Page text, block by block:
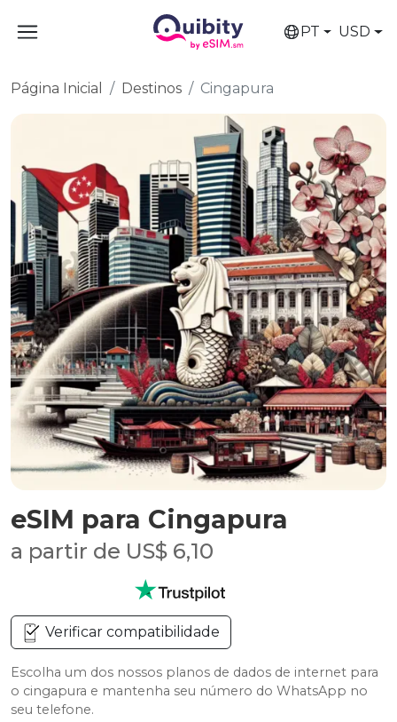
PT USD
Página Inicial Destinos Cingapura
eSIM para Cingapura
a partir de US$ 6,10
Verificar compatibilidade
Escolha um dos nossos planos de dados de internet para
o cingapura e mantenha seu número do WhatsApp no
seu telefone.